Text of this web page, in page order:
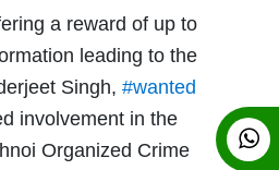
a reward of up to
leading to the
Singh, #wanted
involvement in the
Organized Crime